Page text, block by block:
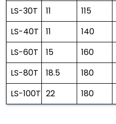
LS-30T
11 115
LS-40T
11 140
LS-60T
15 160
LS-80T
18.5 180
LS-100T 22 180